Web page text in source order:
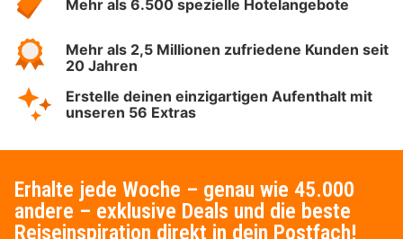
Mehr als 6.500 spezielle Hotelangebote
Mehr als 2,5 Millionen zufriedene Kunden seit
20 Jahren
Erstelle deinen einzigartigen Aufenthalt mit
unseren 56 Extras
Erhalte jede Woche – genau wie 45.000
andere – exklusive Deals und die beste
Reiseinspiration direkt in dein Postfach!